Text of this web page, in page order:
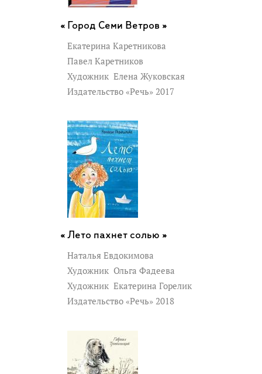
Город Семи Ветров »
Екатерина Каретникова
Павел Каретников
Художник Елена Жуковская
Издательство «Речь» 2017
Лето пахнет солью »
Наталья Евдокимова
Художник Ольга Фадеева
Художник Екатерина Горелик
Издательство «Речь» 2018